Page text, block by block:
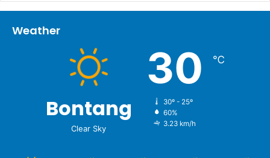
Weather
Bontang
Clear Sky
30 ℃
30º - 25º
60%
3.23 km/h